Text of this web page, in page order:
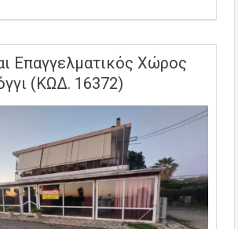
Επαγγελματικός Χώρος
(ΚΩΔ. 16372)